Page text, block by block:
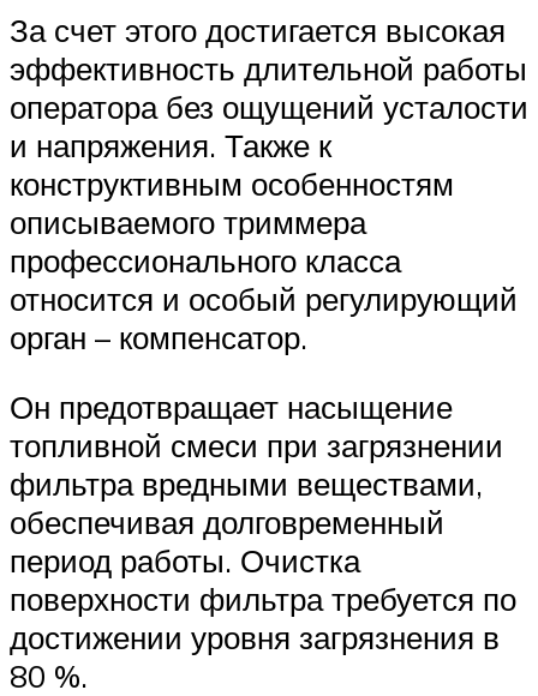
За счет этого достигается высокая
эффективность длительной работы
оператора без ощущений усталости
и напряжения. Также к
конструктивным особенностям
описываемого триммера
профессионального класса
относится и особый регулирующий
орган – компенсатор.
Он предотвращает насыщение
топливной смеси при загрязнении
фильтра вредными веществами,
обеспечивая долговременный
период работы. Очистка
поверхности фильтра требуется по
достижении уровня загрязнения в
80 %.